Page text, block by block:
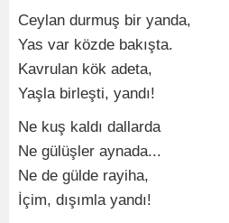
Ceylan durmuş bir yanda,
Yas var közde bakışta.
Kavrulan kök adeta,
Yaşla birleşti, yandı!
Ne kuş kaldı dallarda
Ne gülüşler aynada...
Ne de gülde rayiha,
İçim, dışımla yandı!